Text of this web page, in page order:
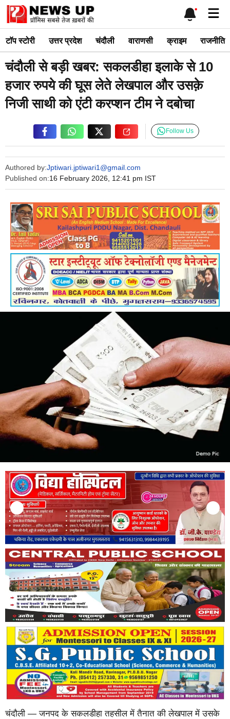
Skip
content
टाॅप स्टोरी उत्तर प्रदेश चंदौली वाराणसी क्राइम राजनीति
चंदौली से बड़ी खबर: सकलडीहा इलाके से 10
हजार रुपये की घूस लेते लेखपाल और उसक़े
निजी साथी को एंटी करप्शन टीम ने दबोचा
Authored by:Jptiwari.jptiwari1@gmail.com
Published on:16 February 2026, 12:41 pm IST
Follow Us
चंदौली — जनपद के सकलडीहा तहसील में तैनात की लेखपाल में उसके